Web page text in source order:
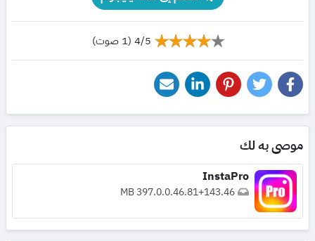
4/5 (1 صوت)
موصى به لك
InstaPro
397.0.0.46.81+143.46 MB